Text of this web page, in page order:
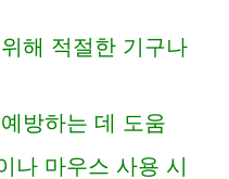
해 적절한 기구나
방하는 데 도움
나 마우스 사용 시